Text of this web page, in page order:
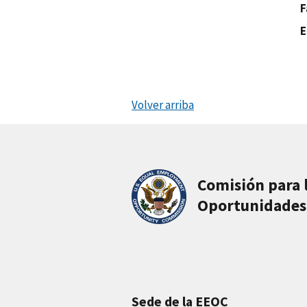
Volver arriba
Comisión para
Sede de la EEOC